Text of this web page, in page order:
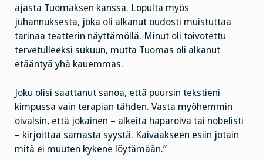
ajasta Tuomaksen kanssa. Lopulta myös
juhannuksesta, joka oli alkanut oudosti muistuttaa
tarinaa teatterin näyttämöllä. Minut oli toivotettu
tervetulleeksi sukuun, mutta Tuomas oli alkanut
etääntyä yhä kauemmas.
Joku olisi saattanut sanoa, että puursin tekstieni
kimpussa vain terapian tähden. Vasta myöhemmin
oivalsin, että jokainen – alkeita haparoiva tai nobelisti
– kirjoittaa samasta syystä. Kaivaakseen esiin jotain
mitä ei muuten kykene löytämään.”